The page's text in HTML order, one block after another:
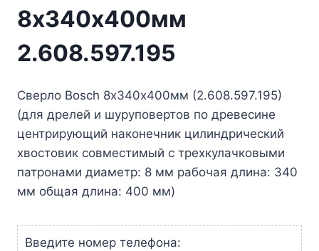
8х340х400мм
2.608.597.195
Сверло Bosch 8х340х400мм (2.608.597.195)
(для дрелей и шуруповертов по древесине
центрирующий наконечник цилиндрический
хвостовик совместимый с трехкулачковыми
патронами диаметр: 8 мм рабочая длина: 340
мм общая длина: 400 мм)
Введите номер телефона: